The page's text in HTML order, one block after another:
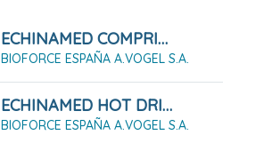
ECHINAMED COMPRIMIDOS, 30 COMPRIMIDOS
BIOFORCE ESPAÑA A.VOGEL S.A.
ECHINAMED HOT DRINK, CONCENTRADO PARA SOLUCIÓN ORAL, 100 ML
BIOFORCE ESPAÑA A.VOGEL S.A.